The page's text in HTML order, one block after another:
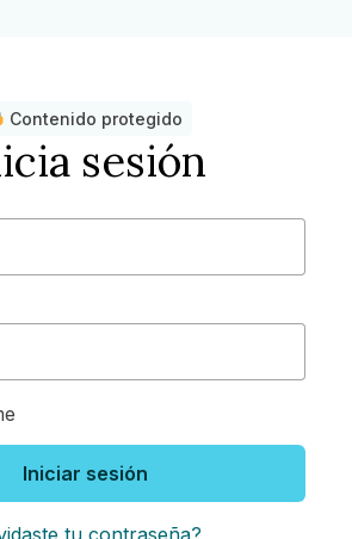
Contenido protegido
sesión
Iniciar sesión
tu contraseña?